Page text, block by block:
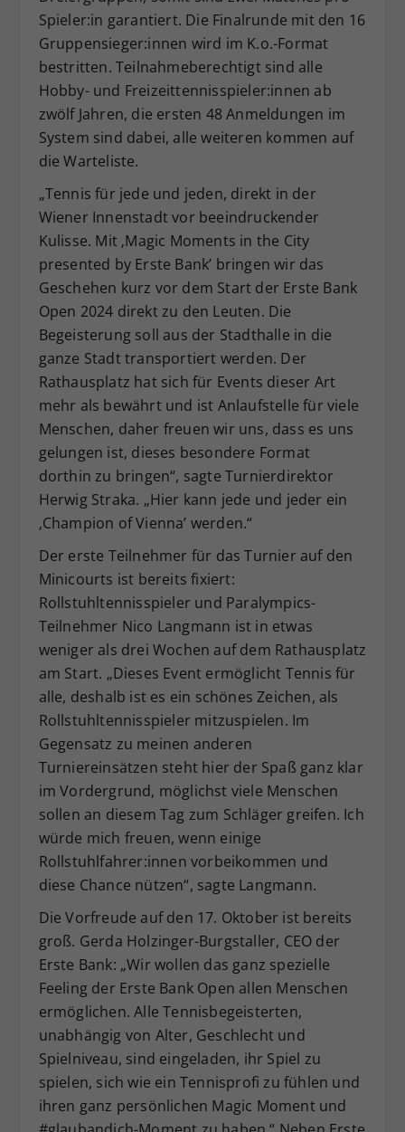
Spieler:in garantiert. Die Finalrunde mit den 16
Gruppensieger:innen wird im K.o.-Format
bestritten. Teilnahmeberechtigt sind alle
Hobby- und Freizeittennisspieler:innen ab
zwölf Jahren, die ersten 48 Anmeldungen im
System sind dabei, alle weiteren kommen auf
die Warteliste.
„Tennis für jede und jeden, direkt in der
Wiener Innenstadt vor beeindruckender
Kulisse. Mit ‚Magic Moments in the City
presented by Erste Bank’ bringen wir das
Geschehen kurz vor dem Start der Erste Bank
Open 2024 direkt zu den Leuten. Die
Begeisterung soll aus der Stadthalle in die
ganze Stadt transportiert werden. Der
Rathausplatz hat sich für Events dieser Art
mehr als bewährt und ist Anlaufstelle für viele
Menschen, daher freuen wir uns, dass es uns
gelungen ist, dieses besondere Format
dorthin zu bringen“, sagte Turnierdirektor
Herwig Straka. „Hier kann jede und jeder ein
‚Champion of Vienna’ werden.“
Der erste Teilnehmer für das Turnier auf den
Minicourts ist bereits fixiert:
Rollstuhltennisspieler und Paralympics-
Teilnehmer Nico Langmann ist in etwas
weniger als drei Wochen auf dem Rathausplatz
am Start. „Dieses Event ermöglicht Tennis für
alle, deshalb ist es ein schönes Zeichen, als
Rollstuhltennisspieler mitzuspielen. Im
Gegensatz zu meinen anderen
Turniereinsätzen steht hier der Spaß ganz klar
im Vordergrund, möglichst viele Menschen
sollen an diesem Tag zum Schläger greifen. Ich
würde mich freuen, wenn einige
Rollstuhlfahrer:innen vorbeikommen und
diese Chance nützen“, sagte Langmann.
Die Vorfreude auf den 17. Oktober ist bereits
groß. Gerda Holzinger-Burgstaller, CEO der
Erste Bank: „Wir wollen das ganz spezielle
Feeling der Erste Bank Open allen Menschen
ermöglichen. Alle Tennisbegeisterten,
unabhängig von Alter, Geschlecht und
Spielniveau, sind eingeladen, ihr Spiel zu
spielen, sich wie ein Tennisprofi zu fühlen und
ihren ganz persönlichen Magic Moment und